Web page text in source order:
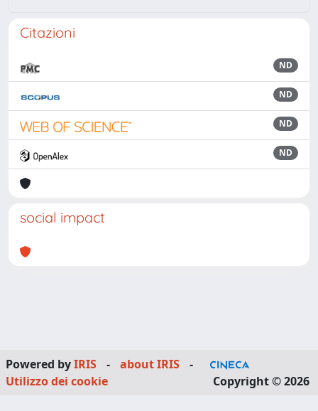
Citazioni
ND
ND
ND
ND
social impact
Powered byIRIS - about IRIS
-
Utilizzo dei cookie
Copyright © 2026